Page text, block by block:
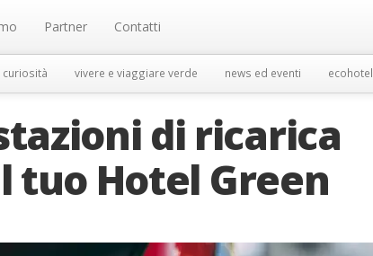
Partner Contatti
curiosità vivere e viaggiare verde news ed eventi ecohotel
di ricarica
tuo Hotel Green